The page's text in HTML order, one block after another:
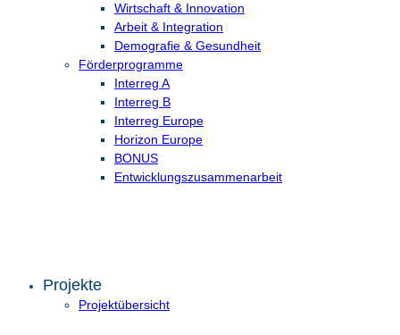
Wirtschaft & Innovation
Arbeit & Integration
Demografie & Gesundheit
Förderprogramme
Interreg A
Interreg B
Interreg Europe
Horizon Europe
BONUS
Entwicklungs­zusammenarbeit
Projekte
Projektübersicht